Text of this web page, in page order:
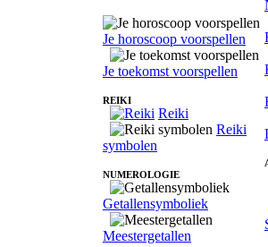
Je horoscoop voorspellen
Je toekomst voorspellen
REIKI
Reiki
Reiki
symbolen
NUMEROLOGIE
Getallensymboliek
Meestergetallen